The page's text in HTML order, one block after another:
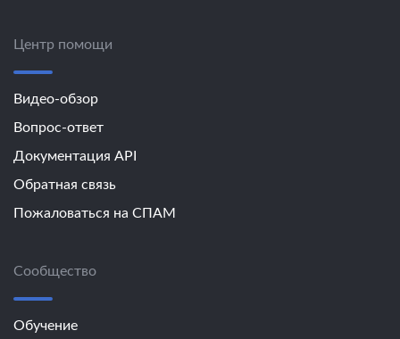
Центр помощи
Видео-обзор
Вопрос-ответ
Документация API
Обратная связь
Пожаловаться на СПАМ
Сообщество
Обучение